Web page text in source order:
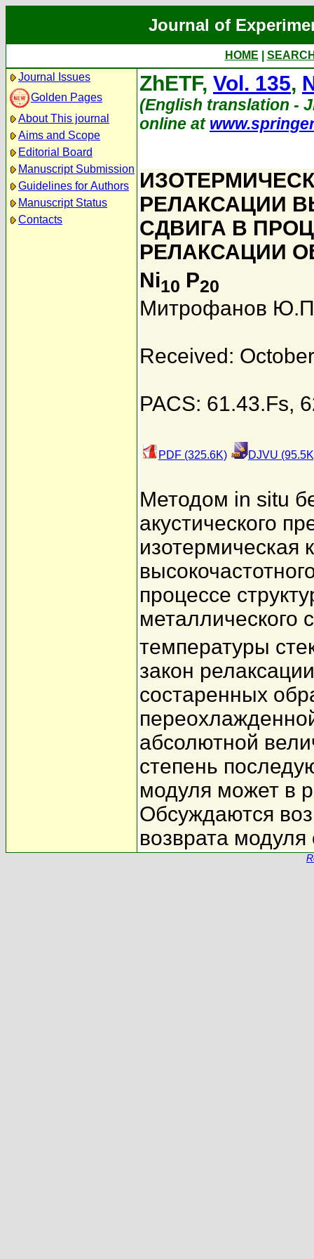
Journal of
HOME
Journal Issues
Golden Pages
About This journal
Aims and Scope
Editorial Board
Manuscript Submission
Guidelines for Authors
Manuscript Status
Contacts
ZhETF, Vol. 135,
(English translation -
online at
РЕЛАКСАЦИИ
СДВИГА В
РЕЛАКСАЦИИ
Ni10 P20
Митрофанов
Received:
PACS: 61.43.Fs,
PDF (325.6K) DJVU
Методом in situ
акустического
изотермическая
процессе
металлического
температуры
закон
состаренных
абсолютной
степень
модуля может в
Обсуждаются
возврата модуля